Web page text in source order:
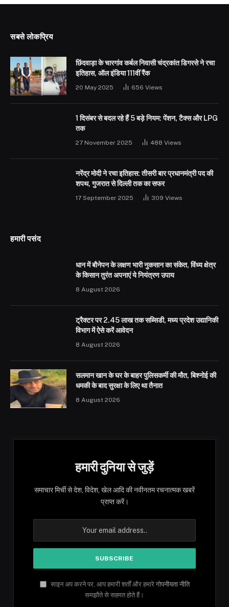
सबसे लोकप्रिय
छिंदवाड़ा के चारगांव कर्बल निवासी चंद्रकांत डिगरसे ने रचा
इतिहास, ऑल इंडिया 111वीं रैंक
20 May 2025 656 Views
1 दिसंबर से बदल रहे हैं 5 बड़े नियम: पेंशन, टैक्स और LPG
तक
27 November 2025 488 Views
नरेंद्र मोदी ने रचा इतिहास: तीसरी बार प्रधानमंत्री पद की
शपथ, गुजरात से दिल्ली तक का सफर
17 September 2025 309 Views
हमारी पसंद
धान में बौनेपन के लक्षण भारी नुकसान का संकेत, विंध्य क्षेत्र
के किसान तुरंत अपनाएं ये नियंत्रण उपाय
8 August 2026
ट्रैक्टर पर 2.45 लाख तक सब्सिडी, मध्य प्रदेश उद्यानिकी
विभाग में ऐसे करें आवेदन
8 August 2026
सलमान खान के घर के बाहर पुलिसकर्मी की मौत, बिश्नोई की
धमकी के बाद सुरक्षा के लिए था तैनात
8 August 2026
हमारी दुनिया से जुड़ें
समाचार मिर्ची से देश, विदेश, खेल आदि की नवीनतम रचनात्मक खबरें
प्राप्त करें।
साइन अप करने पर, आप हमारी शर्तों और हमारे गोपनीयता नीति
समझौते से सहमत होते हैं।